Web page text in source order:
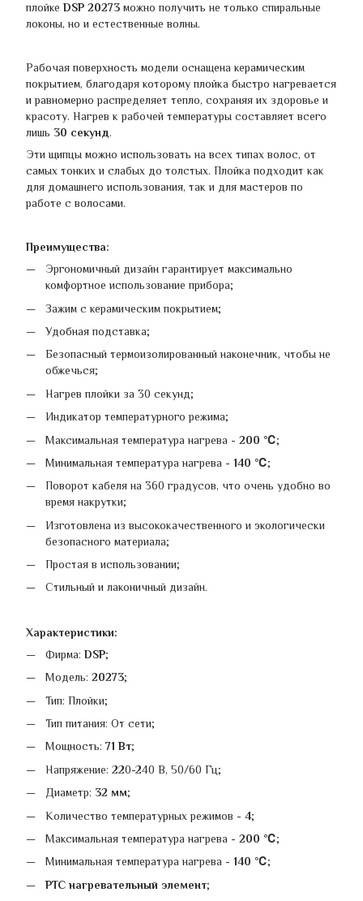
плойке DSP 20273 можно получить не только спиральные
локоны, но и естественные волны.
Рабочая поверхность модели оснащена керамическим
покрытием, благодаря которому плойка быстро нагревается
и равномерно распределяет тепло, сохраняя их здоровье и
красоту. Нагрев к рабочей температуры составляет всего
лишь 30 секунд.
Эти щипцы можно использовать на всех типах волос, от
самых тонких и слабых до толстых. Плойка подходит как
для домашнего использования, так и для мастеров по
работе с волосами.
Преимущества:
Эргономичный дизайн гарантирует максимально
комфортное использование прибора;
Зажим с керамическим покрытием;
Удобная подставка;
Безопасный термоизолированный наконечник, чтобы не
обжечься;
Нагрев плойки за 30 секунд;
Индикатор температурного режима;
Максимальная температура нагрева - 200 ℃;
Минимальная температура нагрева - 140 ℃;
Поворот кабеля на 360 градусов, что очень удобно во
время накрутки;
Изготовлена из высококачественного и экологически
безопасного материала;
Простая в использовании;
Стильный и лаконичный дизайн.
Характеристики:
Фирма: DSP;
Модель: 20273;
Тип: Плойки;
Тип питания: От сети;
Мощность: 71 Вт;
Напряжение: 220-240 В, 50/60 Гц;
Диаметр: 32 мм;
Количество температурных режимов - 4;
Максимальная температура нагрева - 200 ℃;
Минимальная температура нагрева - 140 ℃;
PTC нагревательный элемент;